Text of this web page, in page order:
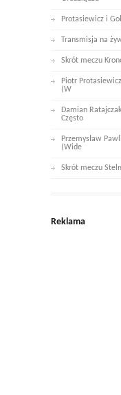
Protasiewicz i
Transmisja na
Skrót meczu
Piotr
(W
Damian
Często
Przemysław
(Wide
Skrót meczu
Reklama